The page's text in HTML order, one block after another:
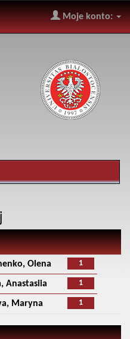
Moje konto:
1
Olena
1
Anastasiia
1
Maryna